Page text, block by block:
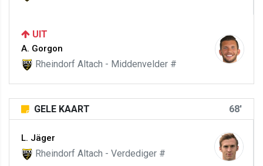
UIT
A. Gorgon
Rheindorf Altach - Middenvelder #
GELE KAART 68'
L. Jäger
Rheindorf Altach - Verdediger #